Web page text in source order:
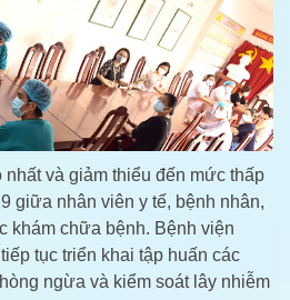
và giảm thiểu đến mức thấp
giữa nhân viên y tế, bệnh nhân,
khám chữa bệnh. Bệnh viện
tục triển khai tập huấn các
ngừa và kiểm soát lây nhiễm